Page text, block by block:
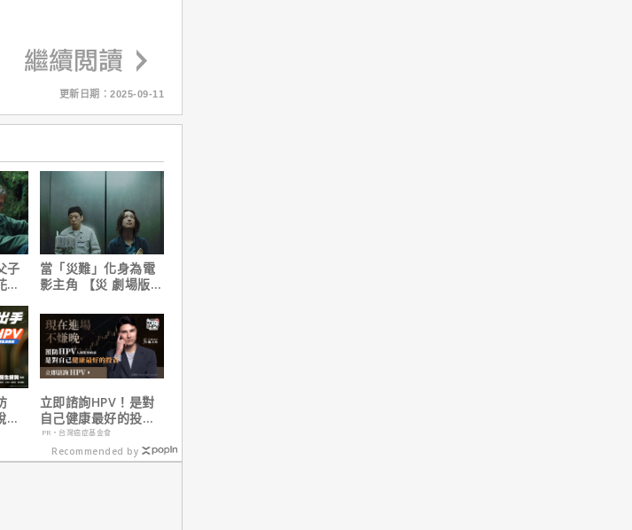
更新日期：2025-09-11
子
】
當「災難」化身為電
影主角 【災 劇場版】
愛
立即諮詢HPV！是對
自己健康最好的投
資，把握現在不嫌
晚！
PR・台灣癌症基金會
Recommended by